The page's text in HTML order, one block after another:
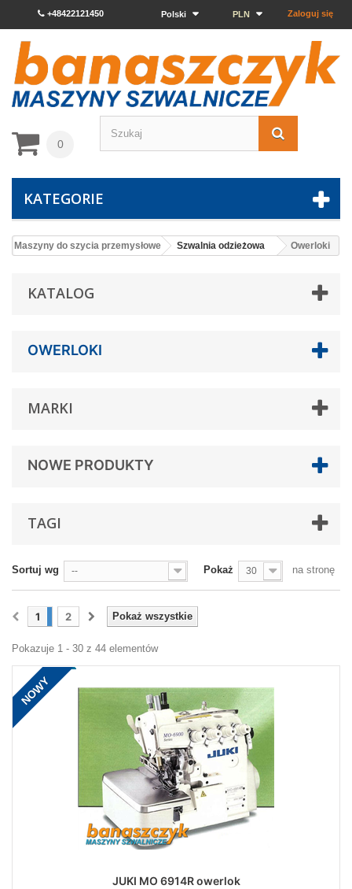
Zaloguj się
PLN
Polski
+48422121450
0
KATEGORIE
Maszyny do szycia przemysłowe Szwalnia odzieżowa Owerloki
KATALOG
OWERLOKI
MARKI
NOWE PRODUKTY
TAGI
Sortuj wg -- Pokaż 30 na stronę
Pokaż wszystkie
1 2
Pokazuje 1 - 30 z 44 elementów
NOWY
JUKI MO 6914R owerlok